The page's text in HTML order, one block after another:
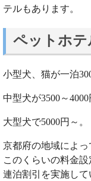
テルもあります。
ペットホテ
小型犬、猫が一泊
中型犬が3500～4000
大型犬で5000円～。
京都府の地域によ
このくらいの料金設
連泊割引を実施し